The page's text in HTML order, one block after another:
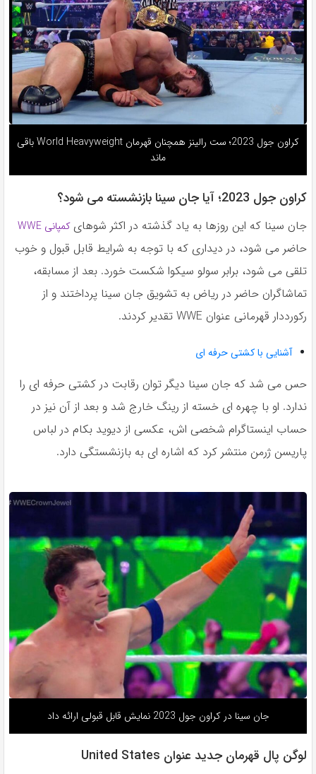
کراون جول 2023؛ ست رالینز همچنان قهرمان World Heavyweight باقی
ماند
کراون جول 2023؛ آیا جان سینا بازنشسته می شود؟
جان سینا که این روزها به یاد گذشته در اکثر شوهای کمپانی WWE
حاضر می شود، در دیداری که با توجه به شرایط قابل قبول و خوب
تلقی می شود، برابر سولو سیکوا شکست خورد. بعد از مسابقه،
تماشاگران حاضر در ریاض به تشویق جان سینا پرداختند و از
رکورددار قهرمانی عنوان WWE تقدیر کردند.
آشنایی با کشتی حرفه ای
حس می شد که جان سینا دیگر توان رقابت در کشتی حرفه ای را
ندارد. او با چهره ای خسته از رینگ خارج شد و بعد از آن نیز در
حساب اینستاگرام شخصی اش، عکسی از دیوید بکام در لباس
پاریسن ژرمن منتشر کرد که اشاره ای به بازنشستگی دارد.
جان سینا در کراون جول 2023 نمایش قابل قبولی ارائه داد
لوگن پال قهرمان جدید عنوان United States